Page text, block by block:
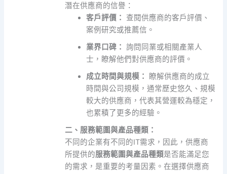
潛在供應商的信譽：
客戶評價：
查閱供應商的客戶評價、
案例研究或推薦信。
業界口碑： 詢問同業或相關產業人
士，瞭解他們對供應商的評價。
成立時間與規模：
瞭解供應商的成立
時間與公司規模，通常歷史悠久、規模
較大的供應商，代表其營運較為穩定，
也累積了更多的經驗。
二、服務範圍與產品種類：
不同的企業有不同的IT需求，因此，供應商
所提供的服務範圍與產品種類是否能滿足您
的需求，是重要的考量因素。在選擇供應商